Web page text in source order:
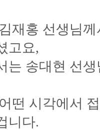
재홍 선생님
고요,
는 송대현 선
떤 시각에서
니다.